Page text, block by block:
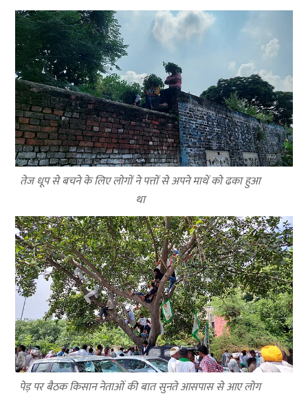
तेज धूप से बचने के लिए लोगों ने पत्तों से अपने माथें को ढका हुआ
था
पेड़ पर बैठक किसान नेताओं की बात सुनते आसपास से आए लोग